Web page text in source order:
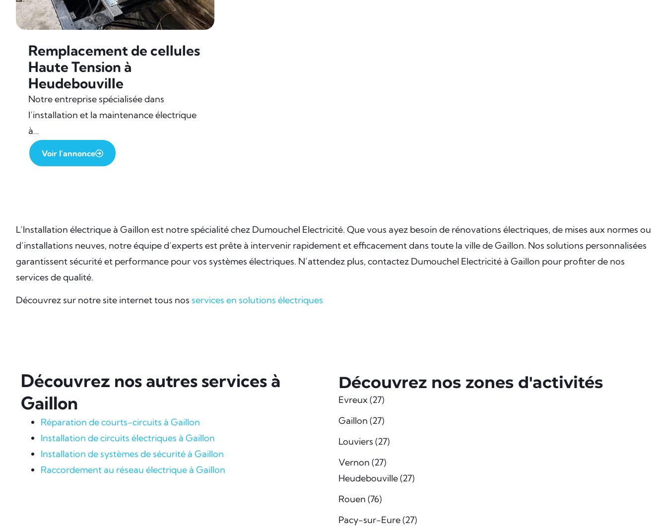
Remplacement de cellules
Haute Tension à
Heudebouville
Notre entreprise spécialisée dans
l’installation et la maintenance électrique
à…
Voir l'annonce
L’Installation électrique à Gaillon est notre spécialité chez Dumouchel Electricité. Que vous ayez besoin de rénovations électriques, de mises aux normes ou
d’installations neuves, notre équipe d’experts est prête à intervenir rapidement et efficacement dans toute la ville de Gaillon. Nos solutions personnalisées
garantissent sécurité et performance pour vos systèmes électriques. N’attendez plus, contactez Dumouchel Electricité à Gaillon pour profiter de nos
services de qualité.
Découvrez sur notre site internet tous nos services en solutions électriques
Découvrez nos autres services à
Gaillon
Réparation de courts-circuits à Gaillon
Installation de circuits électriques à Gaillon
Installation de systèmes de sécurité à Gaillon
Raccordement au réseau électrique à Gaillon
Découvrez nos zones d'activités
Evreux (27)
Gaillon (27)
Louviers (27)
Vernon (27)
Heudebouville (27)
Rouen (76)
Pacy-sur-Eure (27)